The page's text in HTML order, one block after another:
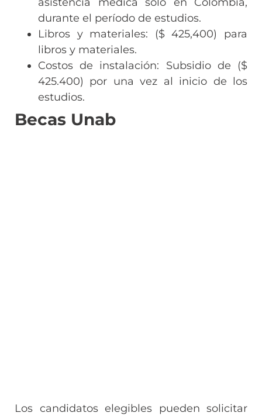
asistencia médica sólo en Colombia,
durante el período de estudios.
Libros y materiales: ($ 425,400) para
libros y materiales.
Costos de instalación: Subsidio de ($
425.400) por una vez al inicio de los
estudios.
Becas Unab
Los candidatos elegibles pueden solicitar